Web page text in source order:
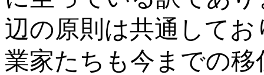
辺の原則は共通して
業家たちも今までの